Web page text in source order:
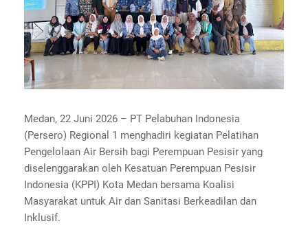
Medan, 22 Juni 2026 – PT Pelabuhan Indonesia
(Persero) Regional 1 menghadiri kegiatan Pelatihan
Pengelolaan Air Bersih bagi Perempuan Pesisir yang
diselenggarakan oleh Kesatuan Perempuan Pesisir
Indonesia (KPPI) Kota Medan bersama Koalisi
Masyarakat untuk Air dan Sanitasi Berkeadilan dan
Inklusif.